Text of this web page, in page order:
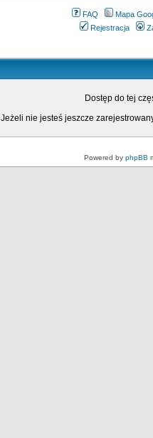
FAQ
Mapa
Rejestracja
Dostęp do tej
Jeżeli nie jesteś jeszcze
Powered by phpBB